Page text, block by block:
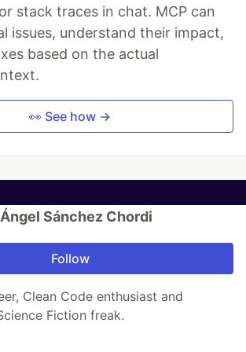
stack traces in chat. MCP can
issues, understand their impact,
based on the actual
👀 See how →
Sánchez Chordi
Follow
Clean Code enthusiast and
Fiction freak.